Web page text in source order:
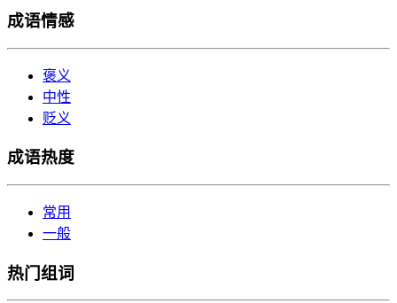
成语情感
褒义
中性
贬义
成语热度
常用
一般
热门组词